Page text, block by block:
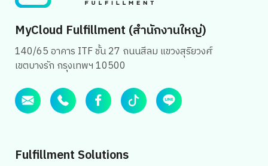
MyCloud Fulfillment (สำนักงานใหญ่)
140/65 อาคาร ITF ชั้น 27 ถนนสีลม แขวงสุริยวงศ์
เขตบางรัก กรุงเทพฯ 10500
Fulfillment Solutions